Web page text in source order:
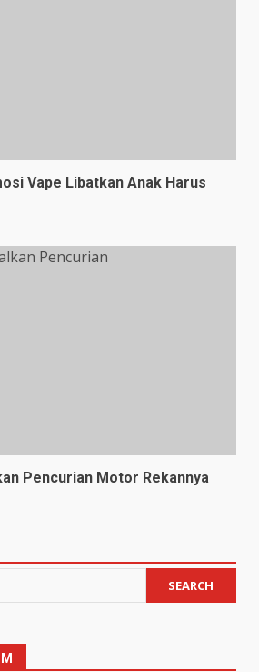
Vape Libatkan Anak Harus
Pencurian Motor Rekannya
SEARCH